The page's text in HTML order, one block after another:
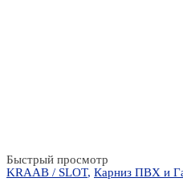
Быстрый просмотр
KRAAB / SLOT, Карниз ПВХ и